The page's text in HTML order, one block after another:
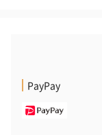
PayPay